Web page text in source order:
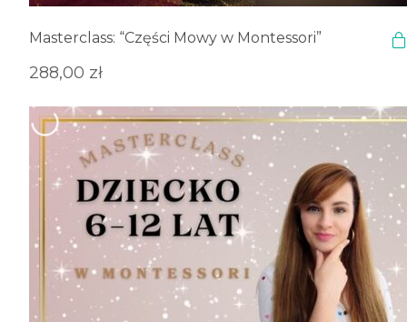
Masterclass: “Części Mowy w Montessori”
288,00 zł